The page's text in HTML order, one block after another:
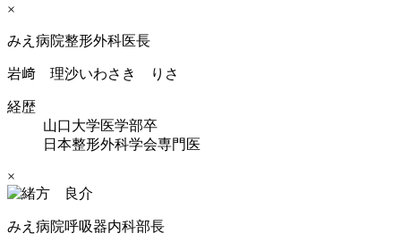
×
みえ病院整形外科医長
岩﨑 理沙いわさき りさ
経歴
山口大学医学部卒
日本整形外科学会専門医
×
みえ病院呼吸器内科部長